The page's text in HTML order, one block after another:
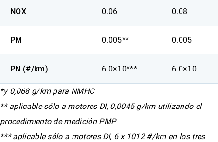
NOX 0.06 0.08
PM 0.005** 0.005
PN (#/km) 6.0×10*** 6.0×10
*y 0,068 g/km para NMHC
** aplicable sólo a motores DI, 0,0045 g/km utilizando el
procedimiento de medición PMP
*** aplicable sólo a motores DI, 6 x 1012 #/km en los tres